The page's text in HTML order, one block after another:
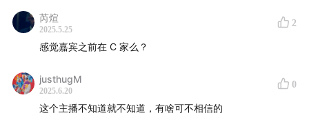
芮煊
2025.5.25
2
感觉嘉宾之前在 C 家么？
justhugM
2025.6.20
0
这个主播不知道就不知道，有啥可不相信的